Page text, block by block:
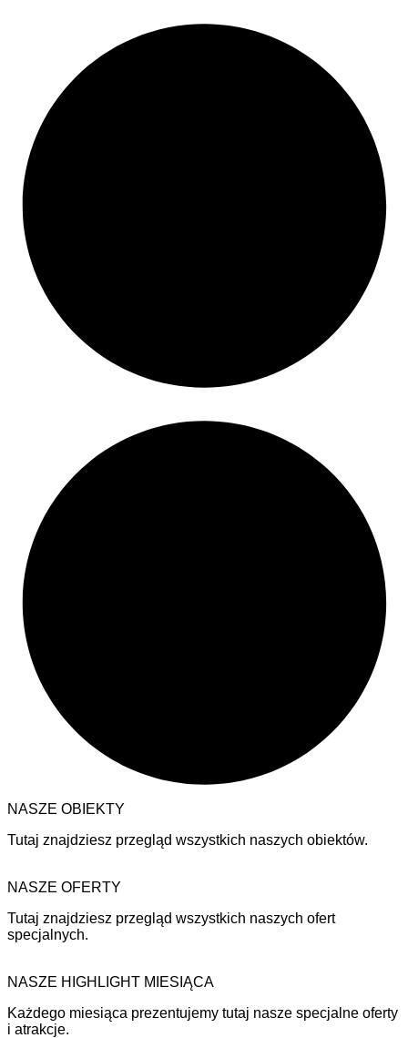
NASZE OBIEKTY
Tutaj znajdziesz przegląd wszystkich naszych obiektów.
NASZE OFERTY
Tutaj znajdziesz przegląd wszystkich naszych ofert
specjalnych.
NASZE HIGHLIGHT MIESIĄCA
Każdego miesiąca prezentujemy tutaj nasze specjalne oferty
i atrakcje.